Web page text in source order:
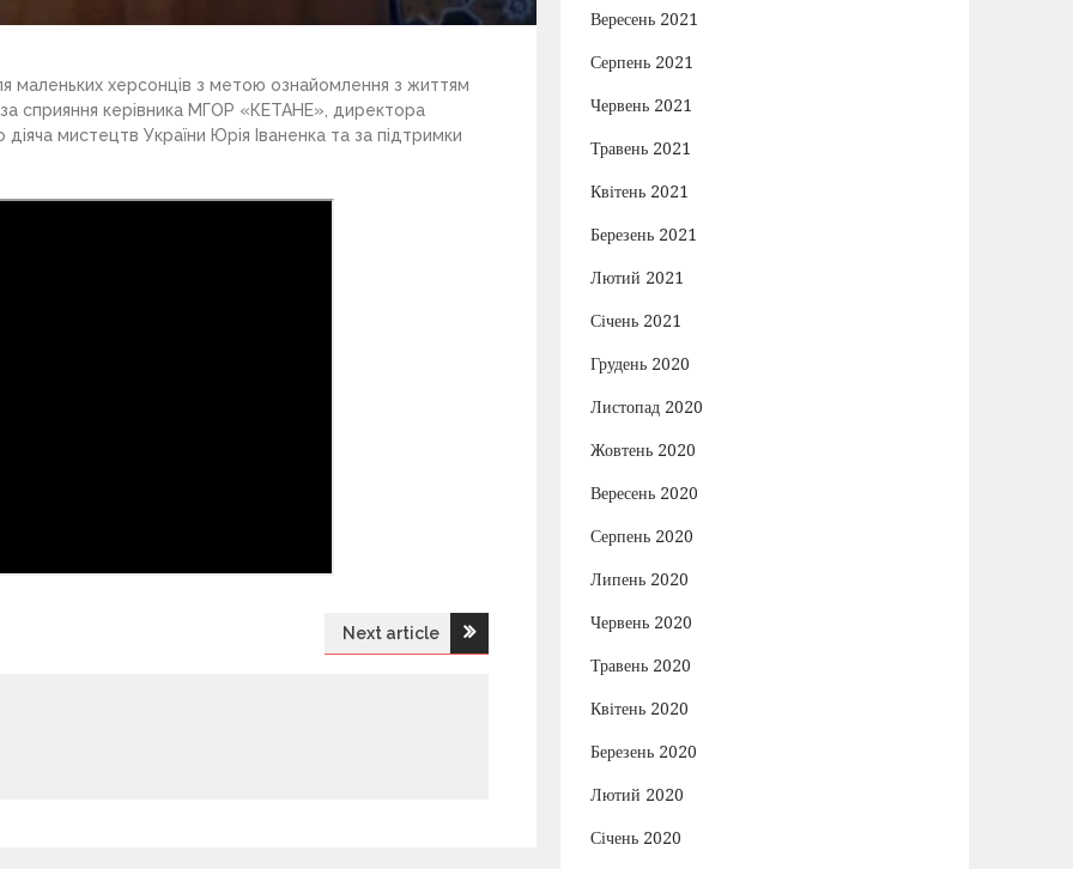
маленьких херсонців з метою ознайомлення з життям
сприяння керівника МГОР «КЕТАНЕ», директора
мистецтв України Юрія Іваненка та за підтримки
Next article
Вересень 2021
Серпень 2021
Червень 2021
Травень 2021
Квітень 2021
Березень 2021
Лютий 2021
Січень 2021
Грудень 2020
Листопад 2020
Жовтень 2020
Вересень 2020
Серпень 2020
Липень 2020
Червень 2020
Травень 2020
Квітень 2020
Березень 2020
Лютий 2020
Січень 2020